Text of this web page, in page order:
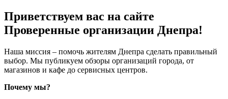
Приветствуем вас на сайте
Проверенные организации Днепра!
Наша миссия – помочь жителям Днепра сделать правильный
выбор. Мы публикуем обзоры организаций города, от
магазинов и кафе до сервисных центров.
Почему мы?